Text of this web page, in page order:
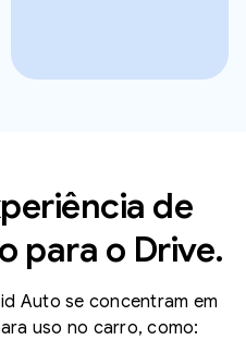
de
para o Drive.
Auto se concentram em
uso no carro, como: